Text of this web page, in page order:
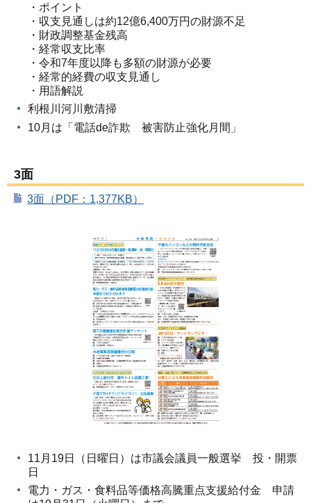
・ポイント
・収支見通しは約12億6,400万円の財源不足
・財政調整基金残高
・経常収支比率
・令和7年度以降も多額の財源が必要
・経常的経費の収支見通し
・用語解説
利根川河川敷清掃
10月は「電話de詐欺 被害防止強化月間」
3面
3面（PDF：1,377KB）
11月19日（日曜日）は市議会議員一般選挙 投・開票
日
電力・ガス・食料品等価格高騰重点支援給付金 申請